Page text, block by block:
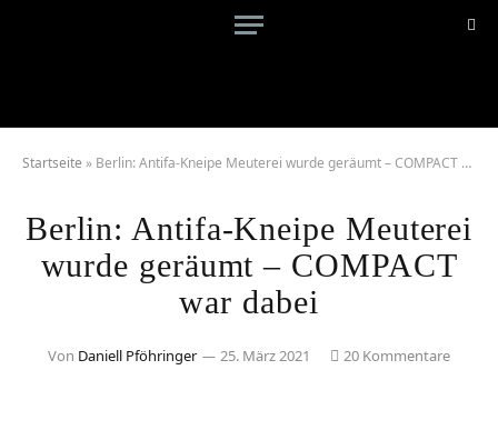
Startseite » Berlin: Antifa-Kneipe Meuterei wurde geräumt – COMPACT war dabei
Berlin: Antifa-Kneipe Meuterei
wurde geräumt – COMPACT
war dabei
Von Daniell Pföhringer 25. März 2021 20 Kommentare